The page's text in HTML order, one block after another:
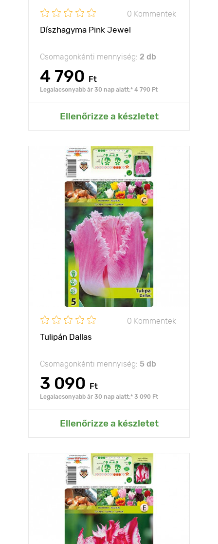
0 Kommentek
Díszhagyma Pink Jewel
Csomagonkénti mennyiség: 2 db
4 790 Ft
Legalacsonyabb ár 30 nap alatt:* 4 790 Ft
Ellenőrizze a készletet
0 Kommentek
Tulipán Dallas
Csomagonkénti mennyiség: 5 db
3 090 Ft
Legalacsonyabb ár 30 nap alatt:* 3 090 Ft
Ellenőrizze a készletet